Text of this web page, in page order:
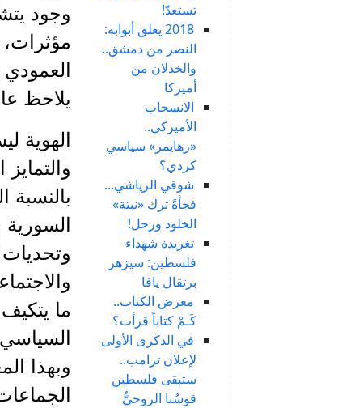
تستعدّ!
2018 يغلق أبوابه:
النصر من دمشق..
والخذلان من
أميركا
الانسحاب
الأميركي..
«زهايمر» سياسي
كردي؟
شوقي الرياشي...
فجأةً ترك «نبتة»
الخلود ورحل!
تغريدة شهداء
فلسطين: سيزهر
برتقال يافا
معرض الكتاب..
كَـمْ كتاباً قرأت؟
في الذكرى الأولى
لإعلان ترامب..
ستبقى فلسطين
قوسُنا الروحيُّ
وجود
يلاحظ
الهوية
بالنسبة
ما يتكيف
وبهذا